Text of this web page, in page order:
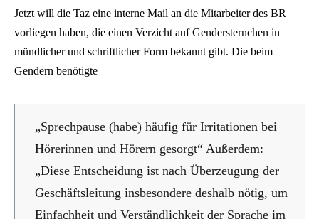
Jetzt will die Taz eine interne Mail an die Mitarbeiter des BR
vorliegen haben, die einen Verzicht auf Gendersternchen in
mündlicher und schriftlicher Form bekannt gibt. Die beim
Gendern benötigte
„Sprechpause (habe) häufig für Irritationen bei
Hörerinnen und Hörern gesorgt“ Außerdem:
„Diese Entscheidung ist nach Überzeugung der
Geschäftsleitung insbesondere deshalb nötig, um
Einfachheit und Verständlichkeit der Sprache im